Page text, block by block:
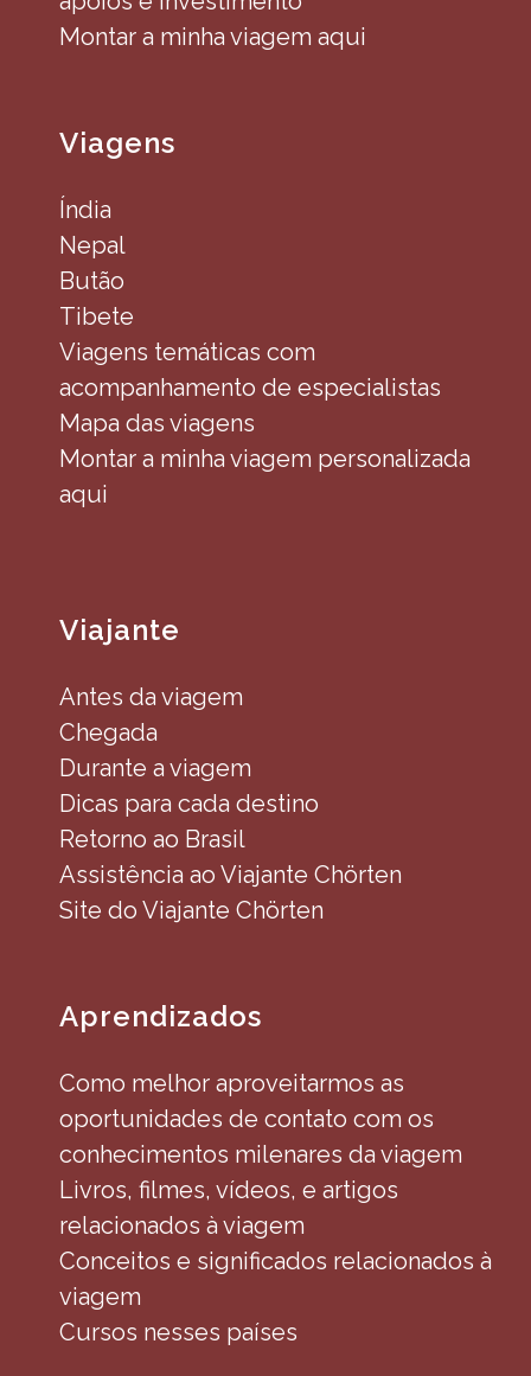
Montar a minha viagem aqui
Viagens
Índia
Nepal
Butão
Tibete
Viagens temáticas com
acompanhamento de especialistas
Mapa das viagens
Montar a minha viagem personalizada
aqui
Viajante
Antes da viagem
Chegada
Durante a viagem
Dicas para cada destino
Retorno ao Brasil
Assistência ao Viajante Chörten
Site do Viajante Chörten
Aprendizados
Como melhor aproveitarmos as
oportunidades de contato com os
conhecimentos milenares da viagem
Livros, filmes, vídeos, e artigos
relacionados à viagem
Conceitos e significados relacionados à
viagem
Cursos nesses países